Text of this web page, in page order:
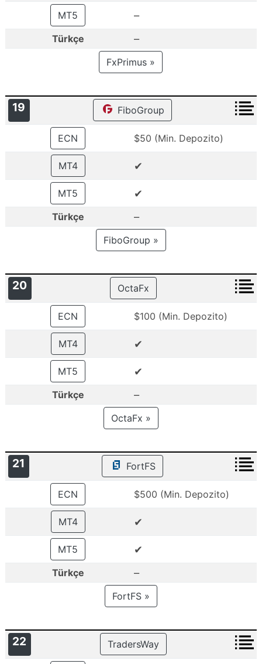
MT5 –
Türkçe –
FxPrimus »
19 FiboGroup
ECN $50 (Min. Depozito)
MT4 ✔
MT5 ✔
Türkçe –
FiboGroup »
20 OctaFx
ECN $100 (Min. Depozito)
MT4 ✔
MT5 ✔
Türkçe –
OctaFx »
21 FortFS
ECN $500 (Min. Depozito)
MT4 ✔
MT5 ✔
Türkçe –
FortFS »
22 TradersWay